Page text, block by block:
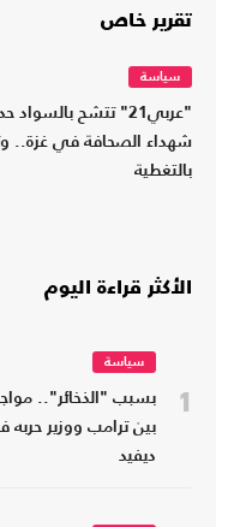
تقرير خاص
سياسة
"عربي21" تتشح
شهداء الصحافة في غزة..
بالتغطية
الأكثر قراءة اليوم
1
سياسة
بسبب "الذخائر"..
بين ترامب ووزير
ديفيد